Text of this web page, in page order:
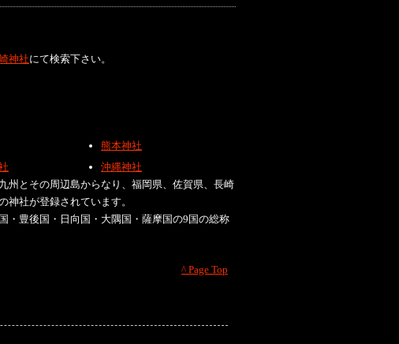
神社にて検索下さい。
熊本神社
沖縄神社
州とその周辺島からなり、福岡県、佐賀県、長崎
社が登録されています。
・豊後国・日向国・大隅国・薩摩国の9国の総称
^ Page Top